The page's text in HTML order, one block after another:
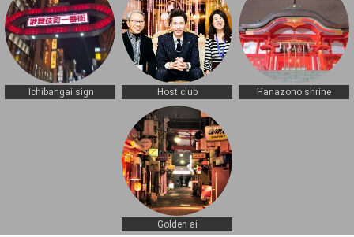
Ichibangai sign Host club Hanazono shrine
Golden ai